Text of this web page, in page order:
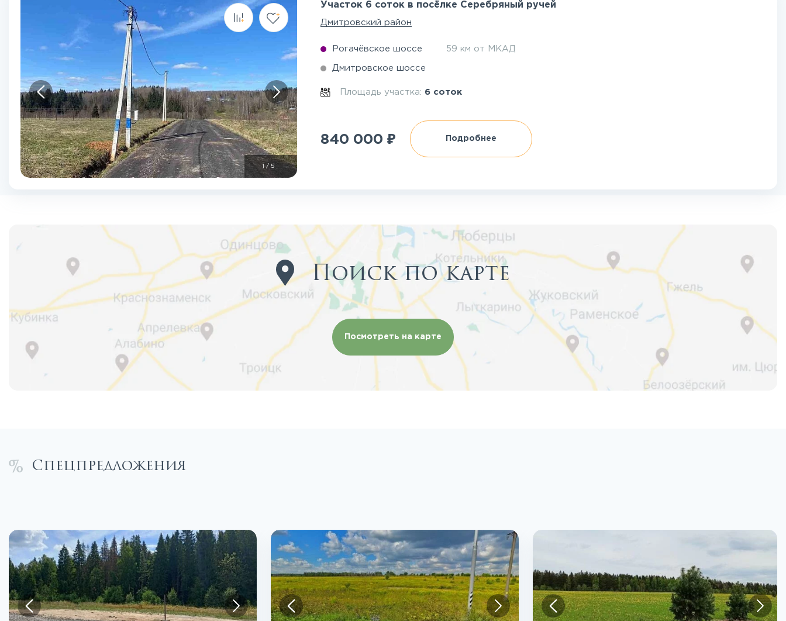
1 /5
Участок 6 соток в посёлке Серебряный ручей
Дмитровский район
Рогачёвское шоссе 59 км от МКАД
Дмитровское шоссе
Площадь участка: 6 соток
840 000 ₽ Подробнее
Поиск по карте
Посмотреть на карте
Спецпредложения